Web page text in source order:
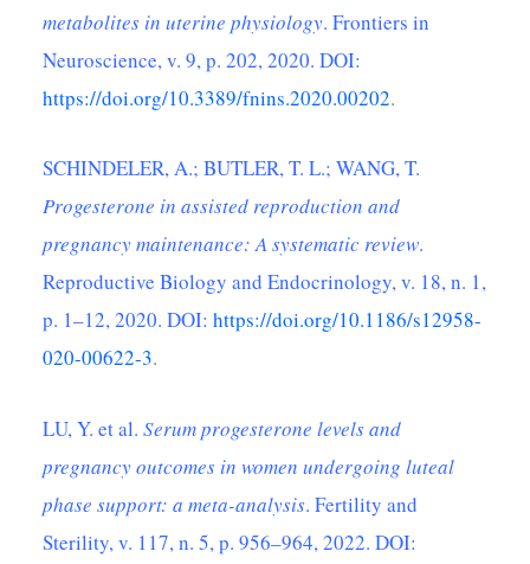
metabolites in uterine physiology. Frontiers in
Neuroscience, v. 9, p. 202, 2020. DOI:
https://doi.org/10.3389/fnins.2020.00202.
SCHINDELER, A.; BUTLER, T. L.; WANG, T.
Progesterone in assisted reproduction and
pregnancy maintenance: A systematic review.
Reproductive Biology and Endocrinology, v. 18, n. 1,
p. 1–12, 2020. DOI: https://doi.org/10.1186/s12958-
020-00622-3.
LU, Y. et al.Serum progesterone levels and
pregnancy outcomes in women undergoing luteal
phase support: a meta-analysis. Fertility and
Sterility, v. 117, n. 5, p. 956–964, 2022. DOI: